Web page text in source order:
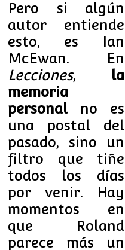
Pero si algún
autor entiende
esto, es Ian
McEwan. En
Lecciones, la
memoria
personalno es
una postal del
pasado, sino un
filtro que tiñe
todos los días
por venir. Hay
momentos en
que Roland
parece más un